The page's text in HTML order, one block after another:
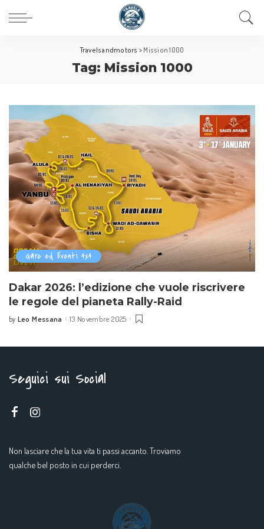
Travelsandmotors > Mission 1000
Tag: Mission 1000
Gare ed Eventi 4x4
Dakar 2026: l’edizione che vuole riscrivere
le regole del pianeta Rally-Raid
by Leo Messana 13 Novembre 2025
Seguici sui Social
Non lasciare che la tua vita ti passi accanto. Troviamo
qualche bel posto in cui perderci.